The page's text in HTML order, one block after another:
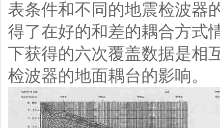
表条件和不同的地震检波器
得了在好的和差的耦合方式
下获得的六次覆盖数据是相
检波器的地面耦台的影响。